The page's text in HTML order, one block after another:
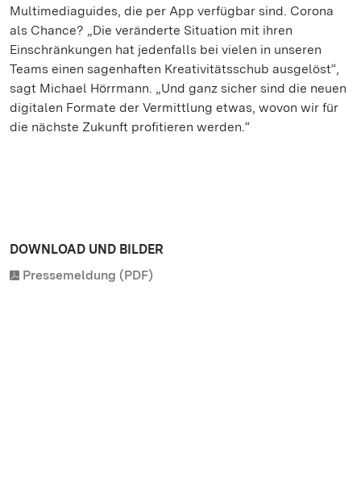
Multimediaguides, die per App verfügbar sind. Corona
als Chance? „Die veränderte Situation mit ihren
Einschränkungen hat jedenfalls bei vielen in unseren
Teams einen sagenhaften Kreativitätsschub ausgelöst“,
sagt Michael Hörrmann. „Und ganz sicher sind die neuen
digitalen Formate der Vermittlung etwas, wovon wir für
die nächste Zukunft profitieren werden.“
DOWNLOAD UND BILDER
Pressemeldung (PDF)